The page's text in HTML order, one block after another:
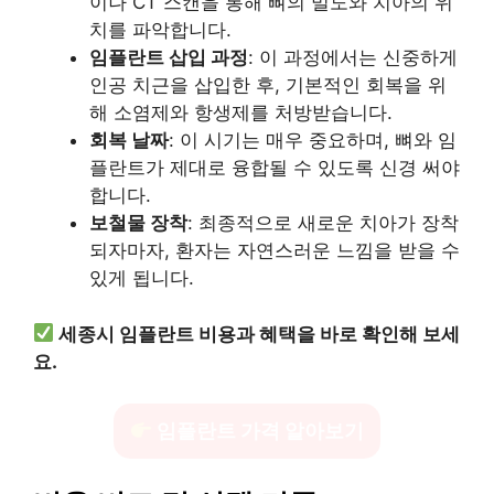
치를 파악합니다.
임플란트 삽입 과정: 이 과정에서는 신중하게
인공 치근을 삽입한 후, 기본적인 회복을 위
해 소염제와 항생제를 처방받습니다.
회복 날짜: 이 시기는 매우 중요하며, 뼈와 임
플란트가 제대로 융합될 수 있도록 신경 써야
합니다.
보철물 장착: 최종적으로 새로운 치아가 장착
되자마자, 환자는 자연스러운 느낌을 받을 수
있게 됩니다.
세종시 임플란트 비용과 혜택을 바로 확인해 보세
요.